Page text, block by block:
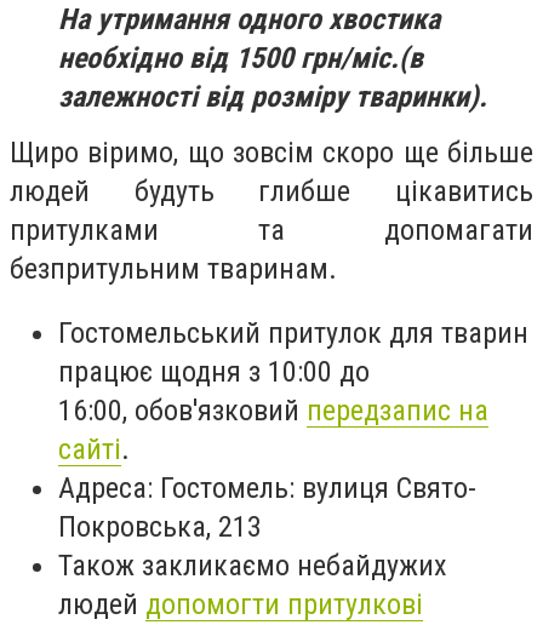
На утримання одного хвостика
необхідно від 1500 грн/міс.(в
залежності від розміру тваринки).
Щиро віримо, що зовсім скоро ще більше
людей будуть глибше цікавитись
притулками та допомагати
безпритульним тваринам.
Гостомельський притулок для тварин
працює щодня з 10:00 до
16:00, обов'язковий передзапис на
сайті.
Адреса: Гостомель: вулиця Свято-
Покровська, 213
Також закликаємо небайдужих
людей допомогти притулкові